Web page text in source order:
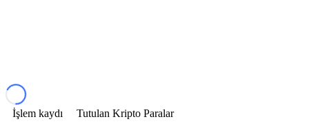
İşlem kaydı
Tutulan Kripto Paralar